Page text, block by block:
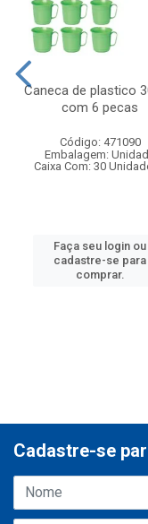
Caneca de plastico
com 6 pecas
Código: 471090
Embalagem:
Caixa Com: 30
Faça seu login ou
cadastre-se para
comprar.
Cadastre-se